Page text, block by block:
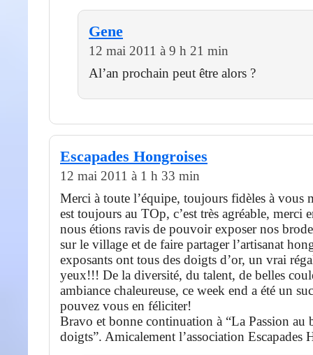
Gene
12 mai 2011 à 9 h 21 min
Al’an prochain peut être alors ?
Escapades Hongroises
12 mai 2011 à 1 h 33 min
Merci à toute l’équipe, toujours fidèles à vous
est toujours au TOp, c’est très agréable, merci
nous étions ravis de pouvoir exposer nos
sur le village et de faire partager l’artisanat
exposants ont tous des doigts d’or, un vrai
yeux!!! De la diversité, du talent, de belles
ambiance chaleureuse, ce week end a été un
pouvez vous en féliciter!
Bravo et bonne continuation à “La Passion au
doigts”. Amicalement l’association Escapades